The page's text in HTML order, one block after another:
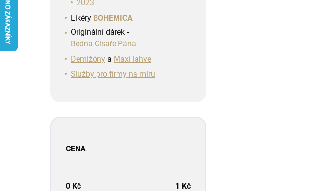
2023
Likéry BOHEMICA
Originální dárek -
Bedna Císaře Pána
Demižóny a Maxi lahve
Služby pro firmy na míru
CENA
0 Kč 1 Kč